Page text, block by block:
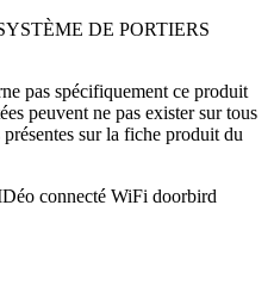
DE PORTIERS
pas spécifiquement ce produit
peuvent ne pas exister sur tous
sur la fiche produit du
connecté WiFi doorbird